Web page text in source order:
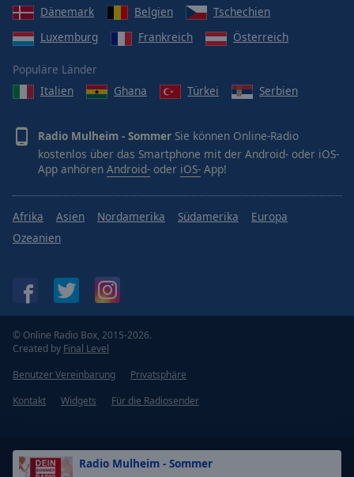
Radio Mulheim - Sommer
Dänemark
Belgien
Tschechien
Luxemburg
Frankreich Österreich
Populäre Länder
Italien
Ghana Türkei Serbien
Radio Mulheim - Sommer Sie können Online-Radio
kostenlos über das Smartphone mit der Android- oder iOS-
App anhören Android- oder iOS- App!
Afrika Asien Nordamerika Südamerika
Europa
Ozeanien
© Online Radio Box, 2015-2026.
Created by Final Level
Benutzer Vereinbarung
Privatsphäre
Kontakt
Widgets Für die Radiosender